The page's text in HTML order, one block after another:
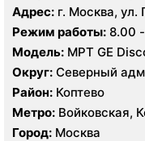
Адрес: г. Москва, ул.
Режим работы: 8.00
Модель: МРТ GE
Ingenia 1.5 Т, GE
Ingenuity Elite 128
Siemens SOMATOM
Округ: Северный
Район: Коптево
Метро: Войковская,
Город: Москва